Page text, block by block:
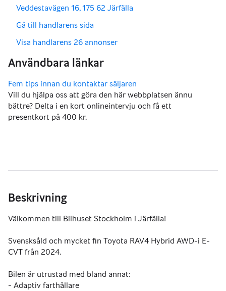
Veddestavägen 16, 175 62 Järfälla
Gå till handlarens sida
Visa handlarens 26 annonser
Vill du hjälpa oss att göra den här webbplatsen ännu
bättre? Delta i en kort onlineintervju och få ett
presentkort på 400 kr.
Beskrivning
Välkommen till Bilhuset Stockholm i Järfälla!
Svensksåld och mycket fin Toyota RAV4 Hybrid AWD-i E-
CVT från 2024.
Bilen är utrustad med bland annat:
- Adaptiv farthållare